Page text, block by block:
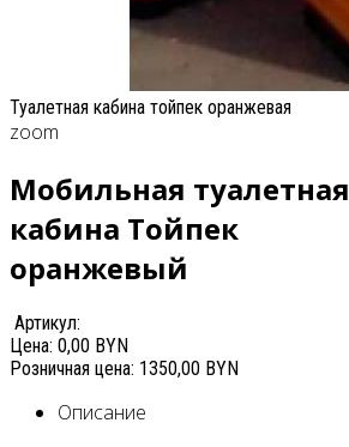
Туалетная кабина тойпек оранжевая
zoom
Мобильная туалетная
кабина Тойпек
оранжевый
Артикул:
Цена: 0,00 BYN
Розничная цена: 1350,00 BYN
Описание